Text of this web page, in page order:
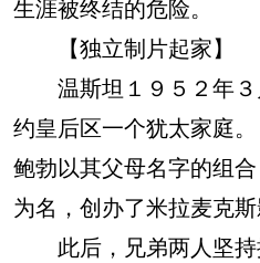
生涯被终结的危险。
【独立制片起家】
温斯坦１９５２年３
约皇后区一个犹太家庭
鲍勃以其父母名字的组合
为名，创办了米拉麦克斯
此后，兄弟两人坚持